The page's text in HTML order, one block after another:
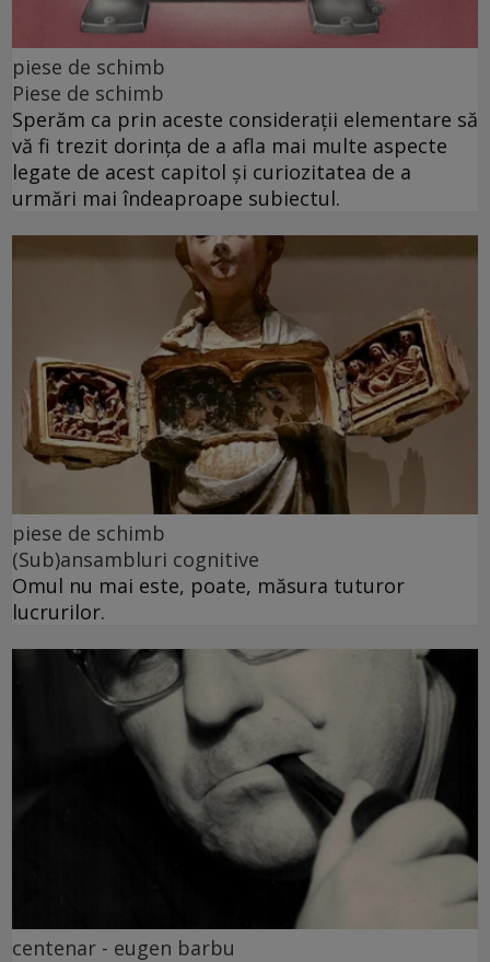
piese de schimb
Piese de schimb
Sperăm ca prin aceste considerații elementare să
vă fi trezit dorința de a afla mai multe aspecte
legate de acest capitol și curiozitatea de a
urmări mai îndeaproape subiectul.
piese de schimb
(Sub)ansambluri cognitive
Omul nu mai este, poate, măsura tuturor
lucrurilor.
centenar - eugen barbu